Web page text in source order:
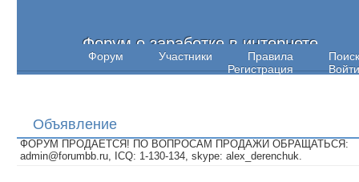
Форум о заработке в интернете
Форум Участники Правила
Поиск
Регистрация
Войти
Объявление
ФОРУМ ПРОДАЕТСЯ! ПО ВОПРОСАМ ПРОДАЖИ ОБРАЩАТЬСЯ:
admin@forumbb.ru, ICQ: 1-130-134, skype: alex_derenchuk.